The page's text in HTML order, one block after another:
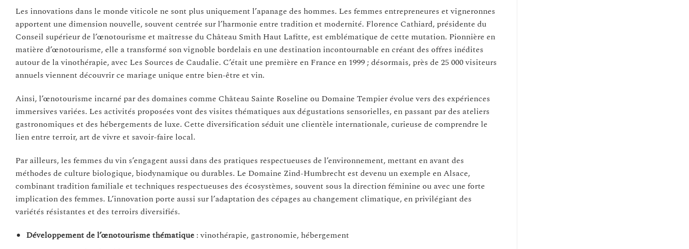
Les innovations dans le monde viticole ne sont plus uniquement l’apanage des hommes. Les femmes entrepreneures et vigneronnes
apportent une dimension nouvelle, souvent centrée sur l’harmonie entre tradition et modernité. Florence Cathiard, présidente du
Conseil supérieur de l’œnotourisme et maîtresse du Château Smith Haut Lafitte, est emblématique de cette mutation. Pionnière en
matière d’œnotourisme, elle a transformé son vignoble bordelais en une destination incontournable en créant des offres inédites
autour de la vinothérapie, avec Les Sources de Caudalie. C’était une première en France en 1999 ; désormais, près de 25 000 visiteurs
annuels viennent découvrir ce mariage unique entre bien-être et vin.
Ainsi, l’œnotourisme incarné par des domaines comme Château Sainte Roseline ou Domaine Tempier évolue vers des expériences
immersives variées. Les activités proposées vont des visites thématiques aux dégustations sensorielles, en passant par des ateliers
gastronomiques et des hébergements de luxe. Cette diversification séduit une clientèle internationale, curieuse de comprendre le
lien entre terroir, art de vivre et savoir-faire local.
Par ailleurs, les femmes du vin s’engagent aussi dans des pratiques respectueuses de l’environnement, mettant en avant des
méthodes de culture biologique, biodynamique ou durables. Le Domaine Zind-Humbrecht est devenu un exemple en Alsace,
combinant tradition familiale et techniques respectueuses des écosystèmes, souvent sous la direction féminine ou avec une forte
implication des femmes. L’innovation porte aussi sur l’adaptation des cépages au changement climatique, en privilégiant des
variétés résistantes et des terroirs diversifiés.
Développement de l’œnotourisme thématique: vinothérapie, gastronomie, hébergement